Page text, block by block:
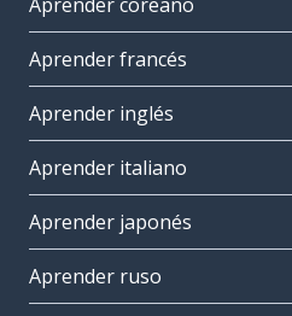
Aprender francés
Aprender inglés
Aprender italiano
Aprender japonés
Aprender ruso